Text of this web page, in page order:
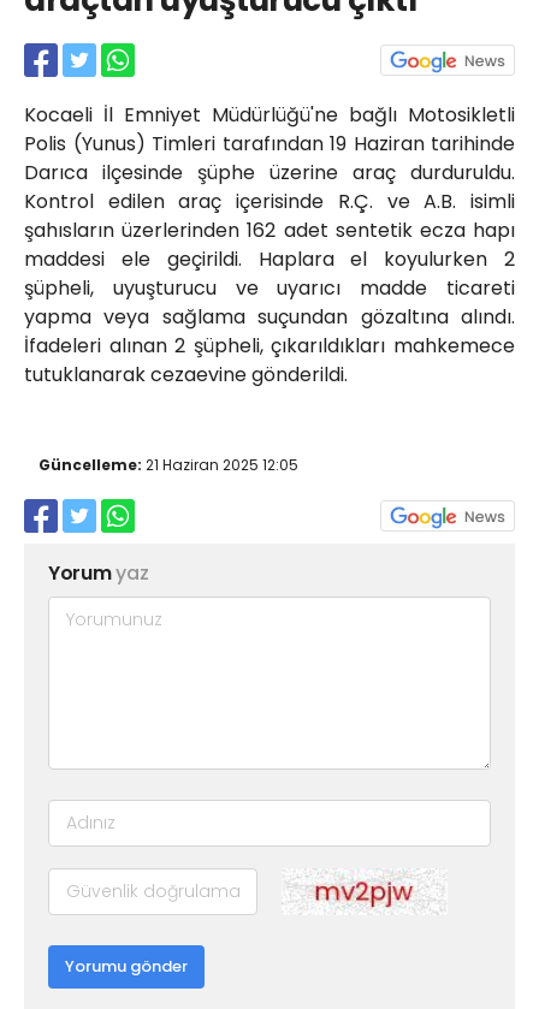
Kocaeli İl Emniyet Müdürlüğü'ne bağlı Motosikletli
Polis (Yunus) Timleri tarafından 19 Haziran tarihinde
Darıca ilçesinde şüphe üzerine araç durduruldu.
Kontrol edilen araç içerisinde R.Ç. ve A.B. isimli
şahısların üzerlerinden 162 adet sentetik ecza hapı
maddesi ele geçirildi. Haplara el koyulurken 2
şüpheli, uyuşturucu ve uyarıcı madde ticareti
yapma veya sağlama suçundan gözaltına alındı.
İfadeleri alınan 2 şüpheli, çıkarıldıkları mahkemece
tutuklanarak cezaevine gönderildi.
Güncelleme: 21 Haziran 2025 12:05
Yorumyaz
Yorumu gönder
Yahya Kaptan Mahallesi
Akkavaklar Caddesi No:17/4 İzmit-
kocaelisokak@gmail.com